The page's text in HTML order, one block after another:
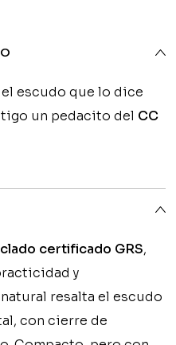
escudo que lo dice
un pedacito del CC
certificado GRS,
y
resalta el escudo
con cierre de